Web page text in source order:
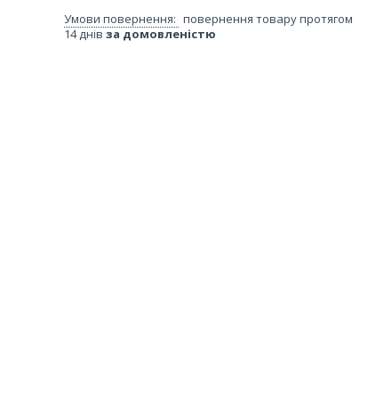
повернення товару протягом
14 днів за домовленістю